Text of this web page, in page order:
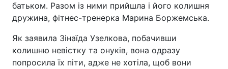
батьком. Разом із ними прийшла і його колишня
дружина, фітнес-тренерка Марина Боржемська.
Як заявила Зінаїда Узелкова, побачивши
колишню невістку та онуків, вона одразу
попросила їх піти, адже не хотіла, щоб вони